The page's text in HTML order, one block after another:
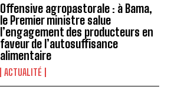
Offensive agropastorale : à Bama,
le Premier ministre salue
l’engagement des producteurs en
faveur de l’autosuffisance
alimentaire
ACTUALITÉ